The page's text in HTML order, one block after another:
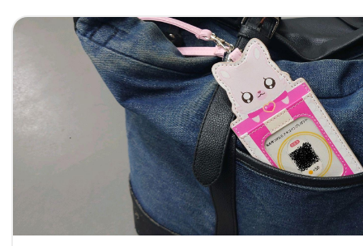
facebook
X
LINE
トップ
加盟スポットに